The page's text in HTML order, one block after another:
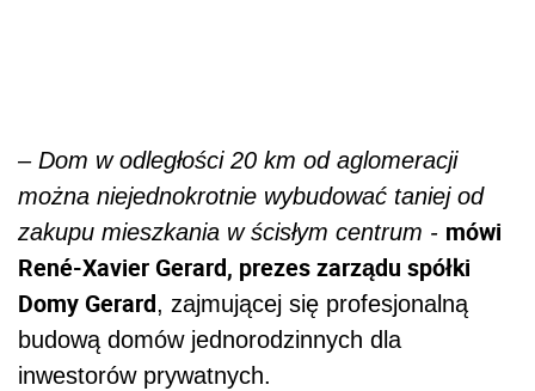
– Dom w odległości 20 km od aglomeracji
można niejednokrotnie wybudować taniej od
zakupu mieszkania w ścisłym centrum - mówi
René-Xavier Gerard, prezes zarządu spółki
Domy Gerard, zajmującej się profesjonalną
budową domów jednorodzinnych dla
inwestorów prywatnych.